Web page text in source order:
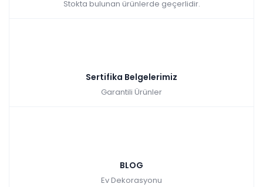
Stokta bulunan ürünlerde geçerlidir.
Sertifika Belgelerimiz
Garantili Ürünler
BLOG
Ev Dekorasyonu